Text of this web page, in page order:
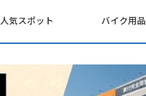
人気スポット バイク用品